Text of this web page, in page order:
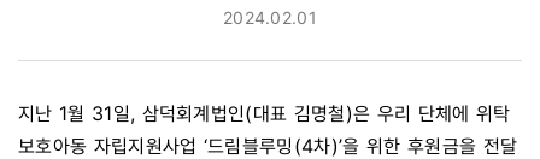
2024.02.01
지난 1월 31일, 삼덕회계법인(대표 김명철)은 우리 단체에 위탁
보호아동 자립지원사업 ‘드림블루밍(4차)’을 위한 후원금을 전달